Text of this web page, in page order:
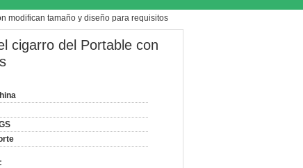
modifican tamaño y diseño para requisitos
cigarro del Portable con